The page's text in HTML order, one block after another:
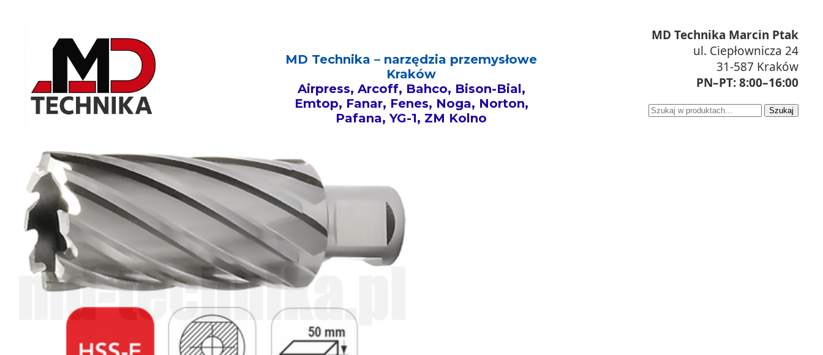
MD Technika – narzędzia przemysłowe
Kraków
Airpress, Arcoff, Bahco, Bison-Bial,
Emtop, Fanar, Fenes, Noga, Norton,
Pafana, YG-1, ZM Kolno
MD Technika Marcin Ptak
ul. Ciepłownicza 24
31-587 Kraków
PN–PT: 8:00–16:00
Szukaj